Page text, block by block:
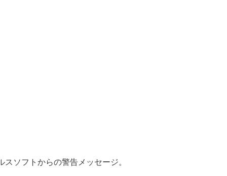
ソフトからの警告メッセージ。